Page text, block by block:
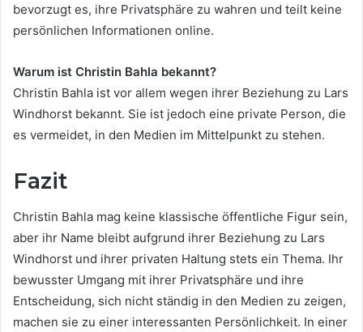
bevorzugt es, ihre Privatsphäre zu wahren und teilt keine
persönlichen Informationen online.
Warum ist Christin Bahla bekannt?
Christin Bahla ist vor allem wegen ihrer Beziehung zu Lars
Windhorst bekannt. Sie ist jedoch eine private Person, die
es vermeidet, in den Medien im Mittelpunkt zu stehen.
Fazit
Christin Bahla mag keine klassische öffentliche Figur sein,
aber ihr Name bleibt aufgrund ihrer Beziehung zu Lars
Windhorst und ihrer privaten Haltung stets ein Thema. Ihr
bewusster Umgang mit ihrer Privatsphäre und ihre
Entscheidung, sich nicht ständig in den Medien zu zeigen,
machen sie zu einer interessanten Persönlichkeit. In einer